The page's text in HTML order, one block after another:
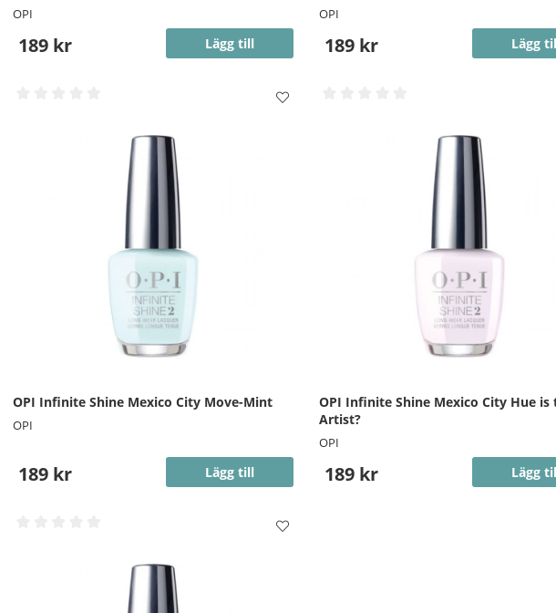
OPI
189 kr Lägg till
OPI
189 kr Lägg
OPI Infinite Shine Mexico City Move-Mint
OPI
189 kr Lägg till
OPI Infinite Shine Mexico City Hue is
Artist?
OPI
189 kr Lägg